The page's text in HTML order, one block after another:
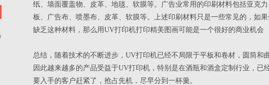
纸、墙面覆盖物、皮革、地毯、软膜等。广告业常用的印刷材料包括亚克
板、广告布、喷墨布、皮革、软膜等。上述印刷材料只是一些常见的，如
缺乏这种材料，那么用UV打印机打印精美图画可能是一个很好的商业机会
总结，随着技术的不断进步，UV打印机已经不局限于平板和卷材，圆筒和
因此越来越多的产品受益于UV打印机，特别是在酒瓶和酒盒定制行业，已
要入手的客户赶紧了，抢占先机，尽早分到一杯羹。